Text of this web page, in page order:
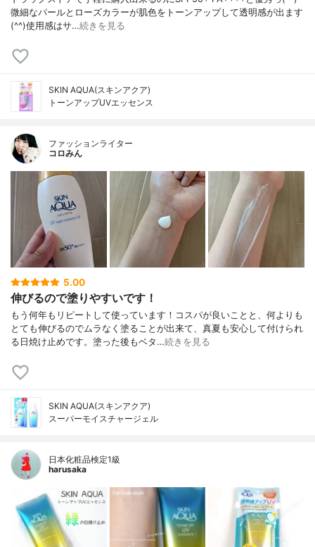
微細なパールとローズカラーが肌色をトーンアップして透明感が出ます
(^^)使用感はサ…続きを見る
SKIN AQUA(スキンアクア)
トーンアップUVエッセンス
ファッションライター
コロみん
5.00
伸びるので塗りやすいです！
もう何年もリピートして使っています！コスパが良いことと、何よりも
とても伸びるのでムラなく塗ることが出来て、真夏も安心して付けられ
る日焼け止めです。塗った後もベタ…続きを見る
SKIN AQUA(スキンアクア)
スーパーモイスチャージェル
日本化粧品検定1級
harusaka